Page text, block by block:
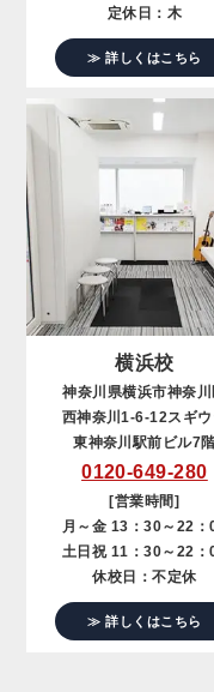
定休日：木
≫ 詳しくはこちら
横浜校
神奈川県横浜市神奈川
西神奈川1-6-12スギウ
東神奈川駅前ビル7
0120-649-280
[営業時間]
月～金 13：30～22：
土日祝 11：30～22：
休校日：不定休
≫ 詳しくはこちら